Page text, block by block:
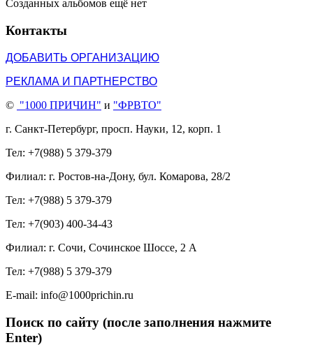
Созданных альбомов ещё нет
Контакты
ДОБАВИТЬ ОРГАНИЗАЦИЮ
РЕКЛАМА И ПАРТНЕРСТВО
© "1000 ПРИЧИН" и "ФРВТО"
г. Санкт-Петербург, просп. Науки, 12, корп. 1
Тел: +7(988) 5 379-379
Филиал: г. Ростов-на-Дону, бул. Комарова, 28/2
Тел: +7(988) 5 379-379
Тел: +7(903) 400-34-43
Филиал: г. Сочи, Сочинское Шоссе, 2 А
Тел: +7(988) 5 379-379
E-mail: info@1000prichin.ru
Поиск по сайту (после заполнения нажмите
Enter)